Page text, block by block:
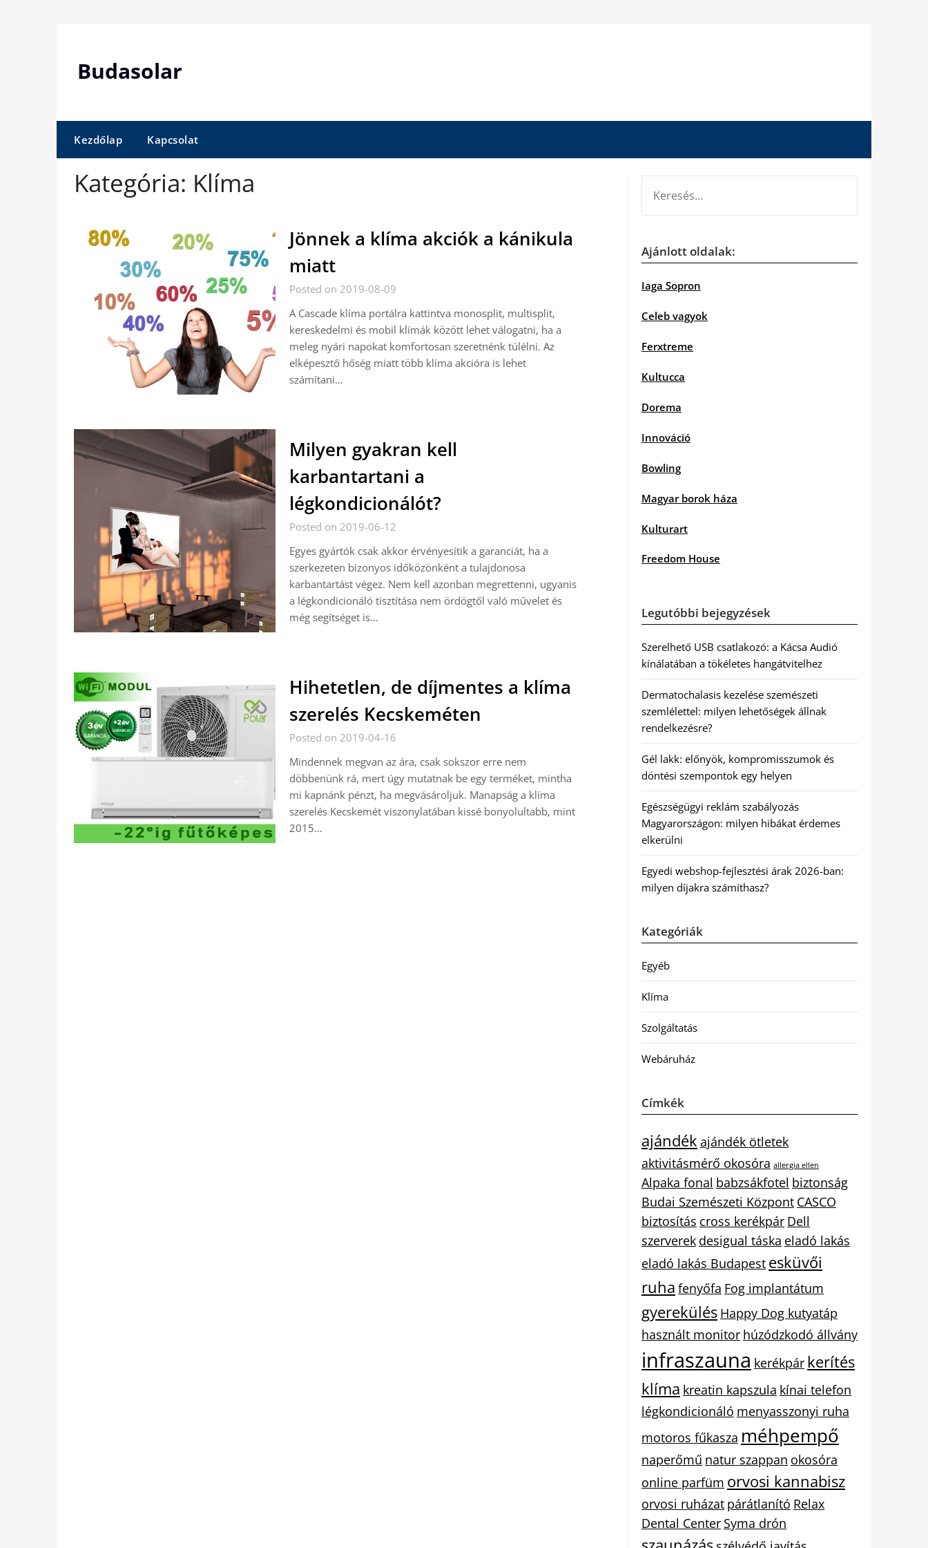
Budasolar
Kezdőlap Kapcsolat
Kategória: Klíma
Jönnek a klíma akciók a kánikula
miatt
Posted on 2019-08-09
A Cascade klíma portálra kattintva monosplit, multisplit,
kereskedelmi és mobil klímák között lehet válogatni, ha a
meleg nyári napokat komfortosan szeretnénk túlélni. Az
elképesztő hőség miatt több klíma akcióra is lehet
számítani…
Milyen gyakran kell
karbantartani a
légkondicionálót?
Posted on 2019-06-12
Egyes gyártók csak akkor érvényesítik a garanciát, ha a
szerkezeten bizonyos időközönként a tulajdonosa
karbantartást végez. Nem kell azonban megrettenni, ugyanis
a légkondicionáló tisztítása nem ördögtől való művelet és
még segítséget is…
Hihetetlen, de díjmentes a klíma
szerelés Kecskeméten
Posted on 2019-04-16
Mindennek megvan az ára, csak sokszor erre nem
döbbenünk rá, mert úgy mutatnak be egy terméket, mintha
mi kapnánk pénzt, ha megvásároljuk. Manapság a klíma
szerelés Kecskemét viszonylatában kissé bonyolultabb, mint
2015…
Ajánlott oldalak:
Iaga Sopron
Celeb vagyok
Ferxtreme
Kultucca
Dorema
Innováció
Bowling
Magyar borok háza
Kulturart
Freedom House
Legutóbbi bejegyzések
Szerelhető USB csatlakozó: a Kácsa Audió
kínálatában a tökéletes hangátvitelhez
Dermatochalasis kezelése szemészeti
szemlélettel: milyen lehetőségek állnak
rendelkezésre?
Gél lakk: előnyök, kompromisszumok és
döntési szempontok egy helyen
Egészségügyi reklám szabályozás
Magyarországon: milyen hibákat érdemes
elkerülni
Egyedi webshop-fejlesztési árak 2026-ban:
milyen díjakra számíthasz?
Kategóriák
Egyéb
Klíma
Szolgáltatás
Webáruház
Címkék
ajándékajándék ötletek
aktivitásmérő okosóra allergia ellen
Alpaka fonal babzsákfotel biztonság
Budai Szemészeti Központ CASCO
biztosítás cross kerékpár Dell
szerverek desigual táska eladó lakás
eladó lakás Budapest esküvői
ruha fenyőfa Fog implantátum
gyerekülés Happy Dog kutyatáp
használt monitor húzódzkodó állvány
infraszauna kerékpár kerítés
klíma kreatin kapszula kínai telefon
légkondicionáló menyasszonyi ruha
motoros fűkasza méhpempő
naperőmű natur szappan okosóra
online parfüm orvosi kannabisz
orvosi ruházat párátlanító Relax
Dental Center Syma drón